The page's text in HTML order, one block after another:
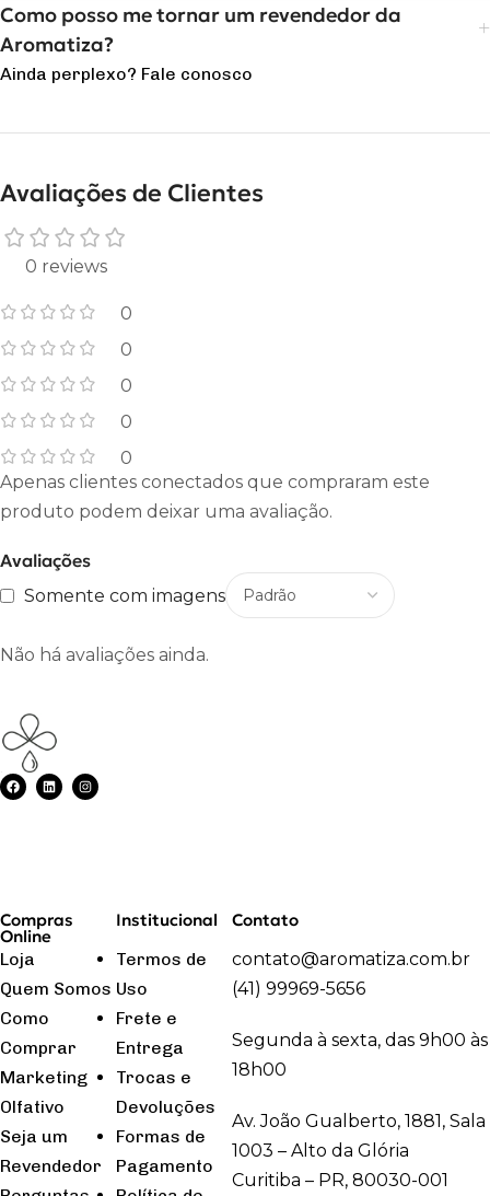
Como posso me tornar um revendedor da
Aromatiza?
Ainda perplexo? Fale conosco
Avaliações de Clientes
0 reviews
0
0
0
0
0
Avaliações
Somente com imagens
Não há avaliações ainda.
Apenas clientes conectados que compraram este
produto podem deixar uma avaliação.
Compras
Online
Loja
Quem Somos
Como
Comprar
Marketing
Olfativo
Seja um
Revendedor
Institucional
Termos de
Uso
Frete e
Entrega
Trocas e
Devoluções
Formas de
Pagamento
Contato
contato@aromatiza.com.br
(41) 99969-5656
Segunda à sexta, das 9h00 às
18h00
Av. João Gualberto, 1881, Sala
1003 – Alto da Glória
Curitiba – PR, 80030-001